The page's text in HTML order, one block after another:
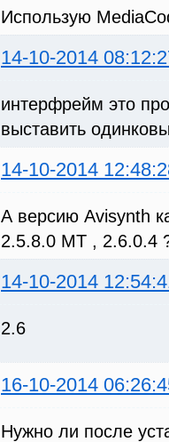
Использую
14-10-2014
интерфрейм это
выставить
14-10-2014
А версию Avisynth
2.5.8.0 MT , 2.6.0.4
14-10-2014
2.6
16-10-2014
Нужно ли после